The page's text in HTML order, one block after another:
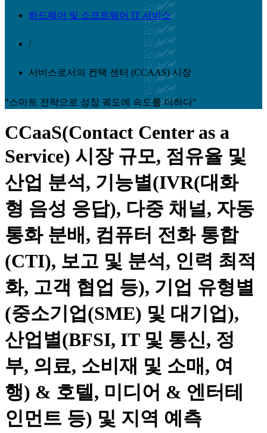
하드웨어 및 소프트웨어 IT 서비스
/
서비스로서의 컨택 센터 (CCAAS) 시장
"스마트 전략으로 성장 궤도에 속도를 더하다"
CCaaS(Contact Center as a
Service) 시장 규모, 점유율 및
산업 분석, 기능별(IVR(대화
형 음성 응답), 다중 채널, 자동
통화 분배, 컴퓨터 전화 통합
(CTI), 보고 및 분석, 인력 최적
화, 고객 협업 등), 기업 유형별
(중소기업(SME) 및 대기업),
산업별(BFSI, IT 및 통신, 정
부, 의료, 소비재 및 소매, 여
행) & 호텔, 미디어 & 엔터테
인먼트 등) 및 지역 예측